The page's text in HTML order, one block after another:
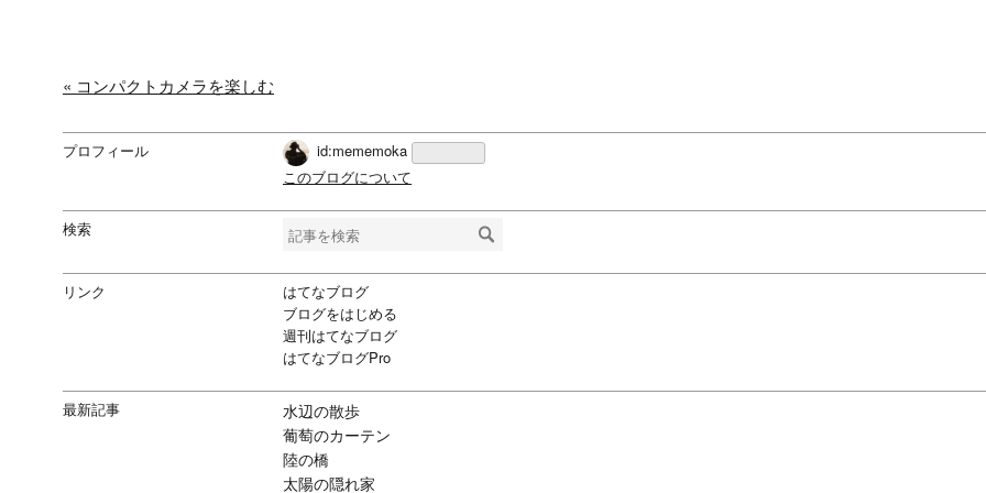
« コンパクトカメラを楽しむ
プロフィール
id:mememoka
このブログについて
検索
リンク
はてなブログ
ブログをはじめる
週刊はてなブログ
はてなブログPro
最新記事
水辺の散歩
葡萄のカーテン
陸の橋
太陽の隠れ家